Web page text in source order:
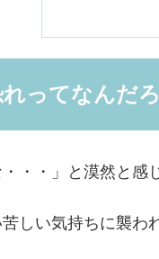
ってなんだ
・・・」と漠然と感
しい気持ちに襲わ